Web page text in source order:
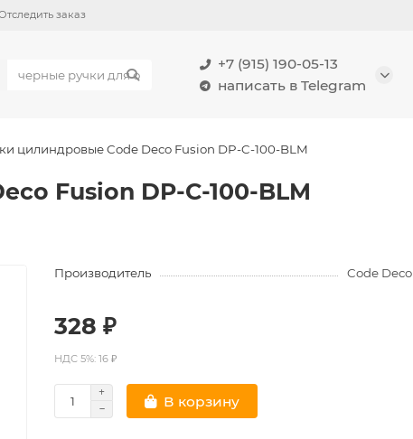
заказ
+7 (915) 190-05-13
написать в Telegram
цилиндровые Code Deco Fusion DP-C-100-BLM
Fusion DP-C-100-BLM
Производитель Code Deco
328 ₽
НДС 5%: 16 ₽
В корзину